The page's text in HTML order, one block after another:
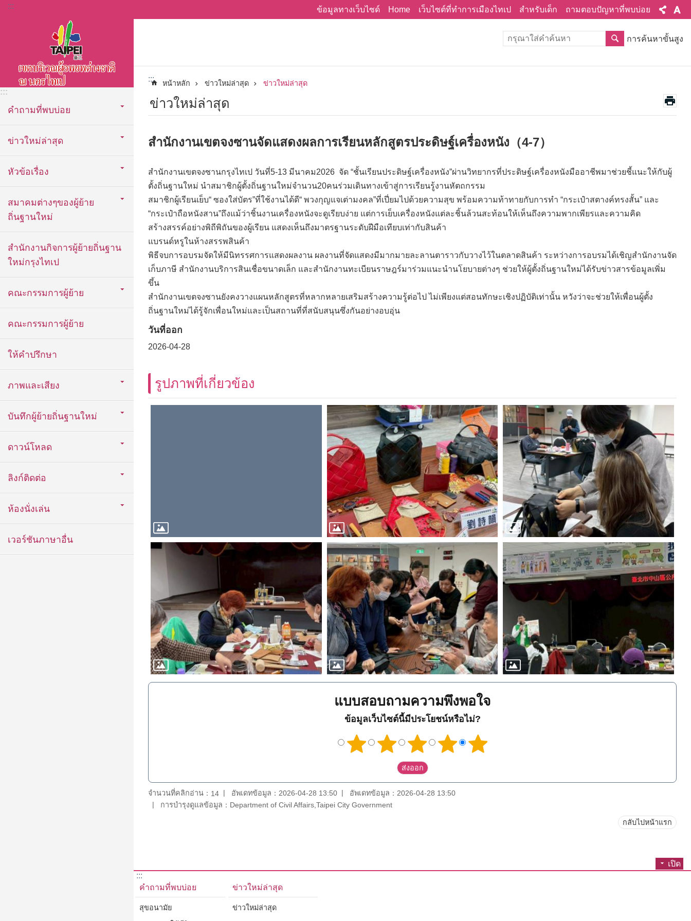
ข้ามไปที่บล็อกเนื้อหาหลัก
::: ข้อมูลทางเว็บไซด์ Home เว็บไซต์ที่ทำการเมืองไทเป สำหรับเด็ก ถามตอบปัญหาที่พบบ่อย
:::
คำถามที่พบบ่อย
ข่าวใหม่ล่าสุด
หัวข้อเรื่อง
สมาคมต่างๆของผู้ย้าย
ถิ่นฐานใหม่
สำนักงานกิจการผู้ย้ายถิ่นฐาน
ใหม่กรุงไทเป
คณะกรรมการผู้ย้าย
คณะกรรมการผู้ย้าย
ให้คำปรึกษา
ภาพและเสียง
บันทึกผู้ย้ายถิ่นฐานใหม่
ดาวน์โหลด
ลิงก์ติดต่อ
ห้องนั่งเล่น
เวอร์ชันภาษาอื่น
การค้นหาขั้นสูง
::: หน้าหลัก ข่าวใหม่ล่าสุด ข่าวใหม่ล่าสุด
ข่าวใหม่ล่าสุด
สำนักงานเขตจงซานจัดแสดงผลการเรียนหลักสูตรประดิษฐ์เครื่องหนัง（4-7）
สำนักงานเขตจงซานกรุงไทเป วันที่5-13 มีนาคม2026 จัด “ชั้นเรียนประดิษฐ์เครื่องหนัง”ผ่านวิทยากรที่ประดิษฐ์เครื่องหนังมืออาชีพมาช่วยชี้แนะให้กับผู้
ตั้งถิ่นฐานใหม่ นำสมาชิกผู้ตั้งถิ่นฐานใหม่จำนวน20คนร่วมเดินทางเข้าสู่การเรียนรู้งานหัตถกรรม
สมาชิกผู้เรียนเย็บ“ ซองใส่บัตร”ที่ใช้งานได้ดี“ พวงกุญแจเต่ามงคล”ที่เปี่ยมไปด้วยความสุข พร้อมความท้าทายกับการทำ “กระเป๋าสตางค์ทรงสั้น” และ
“กระเป๋าถือหนังสาน”ถึงแม้ว่าชิ้นงานเครื่องหนังจะดูเรียบง่าย แต่การเย็บเครื่องหนังแต่ละชิ้นล้วนสะท้อนให้เห็นถึงความพากเพียรและความคิด
สร้างสรรค์อย่างพิถีพิถันของผู้เรียน แสดงเห็นถึงมาตรฐานระดับฝีมือเทียบเท่ากับสินค้า
แบรนด์หรูในห้างสรรพสินค้า
พิธีจบการอบรมจัดให้มีนิทรรศการแสดงผลงาน ผลงานที่จัดแสดงมีมากมายละลานตาราวกับวางไว้ในตลาดสินค้า ระหว่างการอบรมได้เชิญสำนักงานจัด
เก็บภาษี สำนักงานบริการสินเชื่อขนาดเล็ก และสำนักงานทะเบียนราษฎร์มาร่วมแนะนำนโยบายต่างๆ ช่วยให้ผู้ตั้งถิ่นฐานใหม่ได้รับข่าวสารข้อมูลเพิ่ม
ขึ้น
สำนักงานเขตจงซานยังคงวางแผนหลักสูตรที่หลากหลายเสริมสร้างความรู้ต่อไป ไม่เพียงแต่สอนทักษะเชิงปฏิบัติเท่านั้น หวังว่าจะช่วยให้เพื่อนผู้ตั้ง
ถิ่นฐานใหม่ได้รู้จักเพื่อนใหม่และเป็นสถานที่ที่สนับสนุนซึ่งกันอย่างอบอุ่น
วันที่ออก
2026-04-28
รูปภาพที่เกี่ยวข้อง
แบบสอบถามความพึงพอใจ
ข้อมูลเว็บไซต์นี้มีประโยชน์หรือไม่?
จำนวนที่คลิกอ่าน： 14 อัพเดทข้อมูล：2026-04-28 13:50
อัพเดทข้อมูล：2026-04-28 13:50
การบำรุงดูแลข้อมูล：Department of Civil Affairs,Taipei City Government
กลับไปหน้าแรก
เปิด
:::
คำถามที่พบบ่อย
สุขอนามัย
ข่าวใหม่ล่าสุด
ข่าวใหม่ล่าสุด